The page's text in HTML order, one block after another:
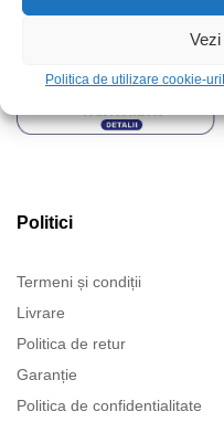
Politica de utilizare cookie-uri
Politici
Termeni și condiții
Livrare
Politica de retur
Garanție
Politica de confidentialitate